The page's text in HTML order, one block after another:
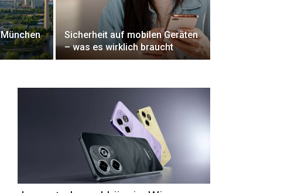
Sicherheit auf mobilen Geräten
– was es wirklich braucht